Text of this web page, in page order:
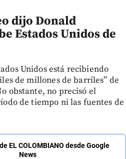
dijo Donald
Estados Unidos de
Unidos está recibiendo
de millones de barriles” de
obstante, no precisó el
de tiempo ni las fuentes de
EL COLOMBIANO desde Google
News